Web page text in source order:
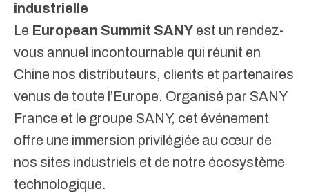
industrielle
Le European Summit SANY est un rendez-
vous annuel incontournable qui réunit en
Chine nos distributeurs, clients et partenaires
venus de toute l’Europe. Organisé par SANY
France et le groupe SANY, cet événement
offre une immersion privilégiée au cœur de
nos sites industriels et de notre écosystème
technologique.